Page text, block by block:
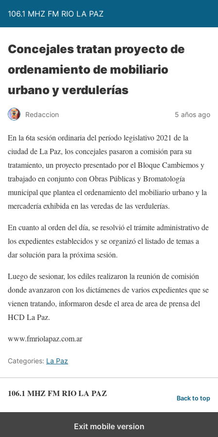
106.1 MHZ FM RIO LA PAZ
Concejales tratan proyecto de
ordenamiento de mobiliario
urbano y verdulerías
Redaccion 5 años ago
En la 6ta sesión ordinaria del período legislativo 2021 de la
ciudad de La Paz, los concejales pasaron a comisión para su
tratamiento, un proyecto presentado por el Bloque Cambiemos y
trabajado en conjunto con Obras Públicas y Bromatología
municipal que plantea el ordenamiento del mobiliario urbano y la
mercadería exhibida en las veredas de las verdulerías.
En cuanto al orden del día, se resolvió el trámite administrativo de
los expedientes establecidos y se organizó el listado de temas a
dar solución para la próxima sesión.
Luego de sesionar, los ediles realizaron la reunión de comisión
donde avanzaron con los dictámenes de varios expedientes que se
vienen tratando, informaron desde el area de area de prensa del
HCD La Paz.
www.fmriolapaz.com.ar
Categories: La Paz
106.1 MHZ FM RIO LA PAZ Back to top
Exit mobile version